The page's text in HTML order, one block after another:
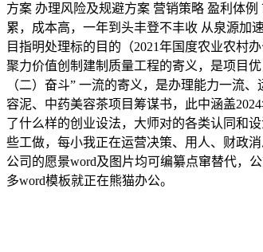
方案 办理风险及规避方案 营销策略 盈利体
累，成本高，一年到头丰登不丰收 从泉源加
目指明处理标的目的（2021年国度农业农村
聚力价值创制建制质量工程的寄义，是项目
（二）奋斗” 一流的寄义，是办理能力一流
容泥、中药美容茶项目筹谋书，此中涵盖
了什么样的创业设法，大师对的各类认同和
些工做，每小我正在运营决策、用人、财政
公司的愿景word及图片均可编纂点窜替代，
多word模板就正在熊猫办公。